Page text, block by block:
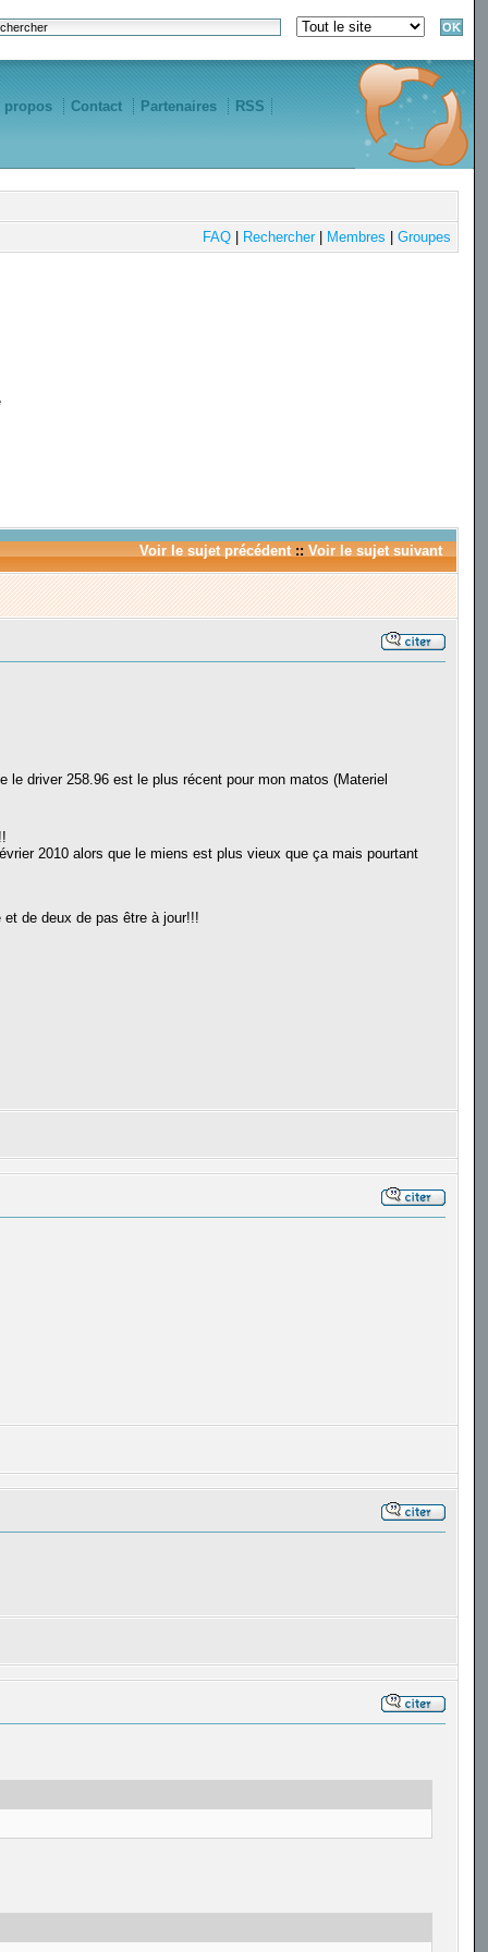
propos Contact Partenaires RSS
FAQ| Rechercher| Membres Groupes
Voir le sujet précédent:: Voir le sujet suivant
driver 258.96 est le plus récent pour mon matos (Materiel
2010 alors que le miens est plus vieux que ça mais pourtant
de deux de pas être à jour!!!